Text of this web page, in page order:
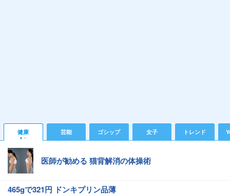
健康 芸能 ゴシップ 女子 トレンド
医師が勧める 猫背解消の体操術
465gで321円 ドンキプリン品薄